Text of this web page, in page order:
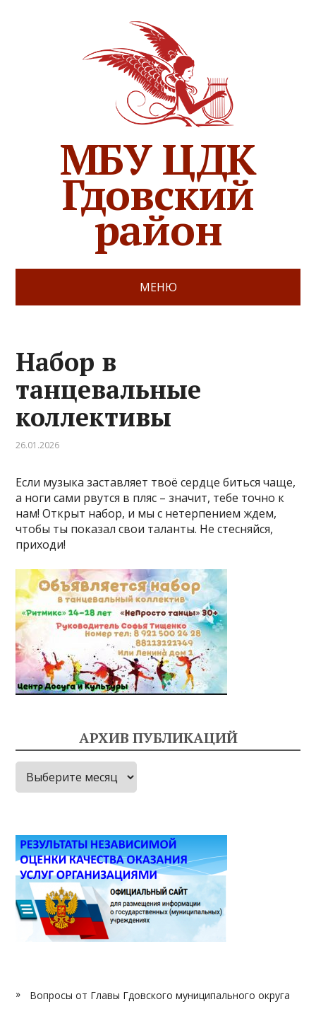
МБУ ЦДК
Гдовский
район
МЕНЮ
Набор в
танцевальные
коллективы
26.01.2026
Если музыка заставляет твоё сердце биться чаще,
а ноги сами рвутся в пляс – значит, тебе точно к
нам! Открыт набор, и мы с нетерпением ждем,
чтобы ты показал свои таланты. Не стесняйся,
приходи!
АРХИВ ПУБЛИКАЦИЙ
Архив
публикаций
Вопросы от Главы Гдовского муниципального округа